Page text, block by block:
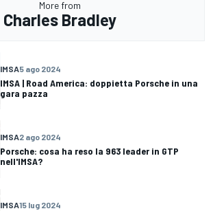
More from
Charles Bradley
IMSA5 ago 2024
IMSA | Road America: doppietta Porsche in una
gara pazza
IMSA2 ago 2024
Porsche: cosa ha reso la 963 leader in GTP
nell'IMSA?
IMSA15 lug 2024